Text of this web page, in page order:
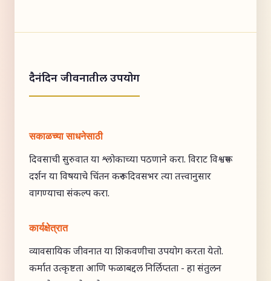
दैनंदिन जीवनातील उपयोग
सकाळच्या साधनेसाठी
दिवसाची सुरुवात या श्लोकाच्या पठणाने करा. विराट विश्वरूप
दर्शन या विषयाचे चिंतन करून दिवसभर त्या तत्त्वानुसार
वागण्याचा संकल्प करा.
कार्यक्षेत्रात
व्यावसायिक जीवनात या शिकवणीचा उपयोग करता येतो.
कर्मात उत्कृष्टता आणि फळाबद्दल निर्लिप्तता - हा संतुलन